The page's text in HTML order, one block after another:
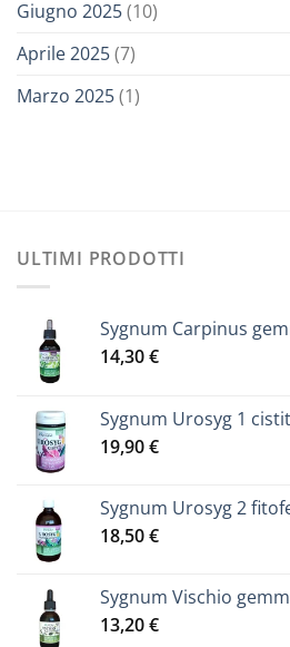
Giugno 2025(10)
Aprile 2025(7)
Marzo 2025(1)
ULTIMI PRODOTTI
Sygnum Carpinus
14,30€
Sygnum Urosyg 1
19,90€
Sygnum Urosyg 2
18,50€
Sygnum Vischio
13,20€